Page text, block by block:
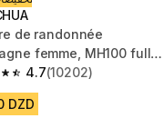
de randonnée
femme, MH100 full
4.7
of 5 stars from 10202
(10202)
DZD